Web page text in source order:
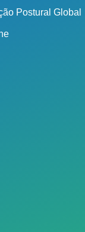
Postural Global